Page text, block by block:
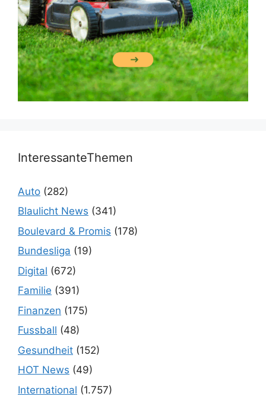
InteressanteThemen
Auto (282)
Blaulicht News (341)
Boulevard & Promis (178)
Bundesliga (19)
Digital (672)
Familie (391)
Finanzen (175)
Fussball (48)
Gesundheit (152)
HOT News (49)
International (1.757)